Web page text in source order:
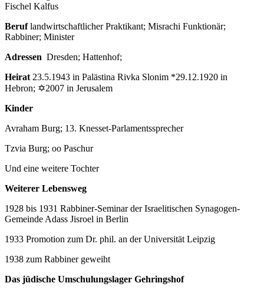
Fischel Kalfus
Beruflandwirtschaftlicher Praktikant; Misrachi Funktionär;
Rabbiner; Minister
Adressen Dresden; Hattenhof;
Heirat 23.5.1943 in Palästina Rivka Slonim *29.12.1920 in
Hebron; ✡2007 in Jerusalem
Kinder
Avraham Burg; 13. Knesset-Parlamentssprecher
Tzvia Burg; oo Paschur
Und eine weitere Tochter
Weiterer Lebensweg
1928 bis 1931 Rabbiner-Seminar der Israelitischen Synagogen-
Gemeinde Adass Jisroel in Berlin
1933 Promotion zum Dr. phil. an der Universität Leipzig
1938 zum Rabbiner geweiht
Das jüdische Umschulungslager Gehringshof